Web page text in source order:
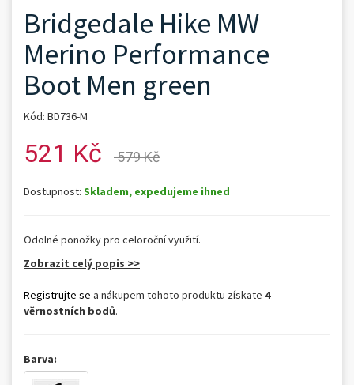
Bridgedale Hike MW
Merino Performance
Boot Men green
Kód: BD736-M
521 Kč 579 Kč
Dostupnost: Skladem, expedujeme ihned
Odolné ponožky pro celoroční využití.
Zobrazit celý popis >>
Registrujte se a nákupem tohoto produktu získate 4
věrnostních bodů.
Barva: